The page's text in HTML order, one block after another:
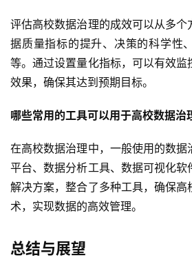
评估高校数据治理的成效可以从多
据质量指标的提升、决策的科学性
等。通过设置量化指标，可以有效
效果，确保其达到预期目标。
哪些常用的工具可以用于高校数据治
在高校数据治理中，一般使用的数据
平台、数据分析工具、数据可视化软
解决方案，整合了多种工具，确保高
术，实现数据的高效管理。
总结与展望